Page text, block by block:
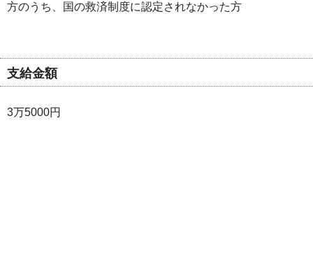
方のうち、国の救済制度に認定されなかった方
支給金額
3万5000円